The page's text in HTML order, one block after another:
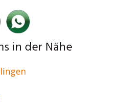
in der Nähe